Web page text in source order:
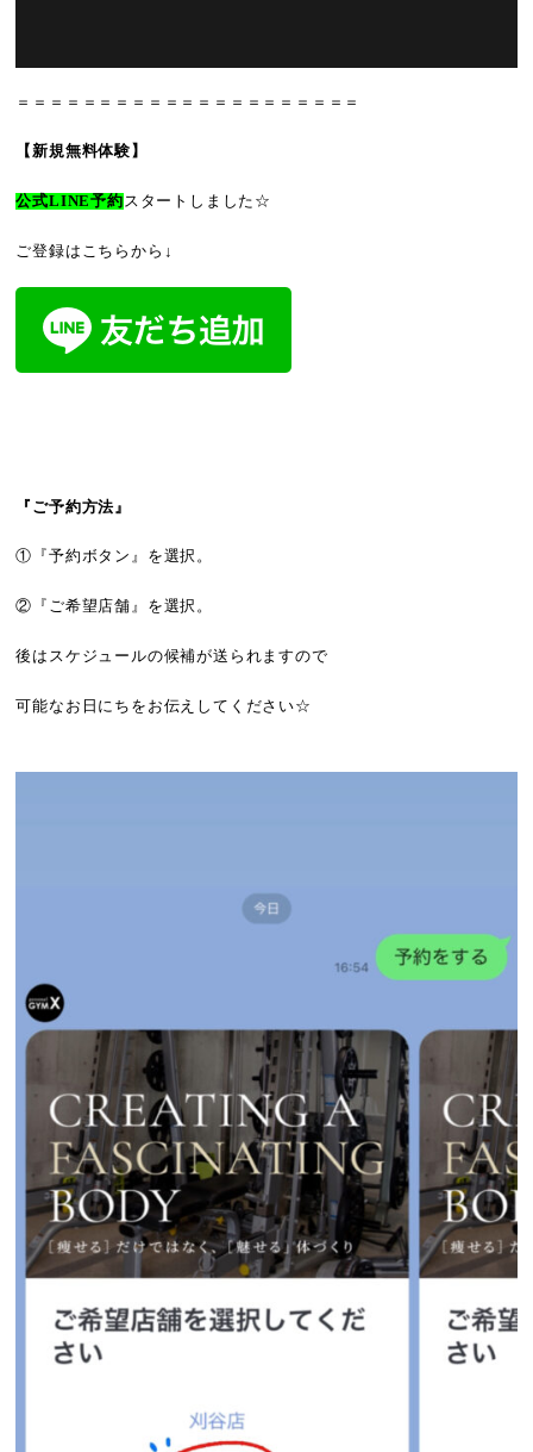
＝＝＝＝＝＝＝＝＝＝＝＝＝＝＝＝＝＝＝＝＝
【新規無料体験】
公式LINE予約スタートしました☆
ご登録はこちらから↓
『ご予約方法』
①『予約ボタン』を選択。
②『ご希望店舗』を選択。
後はスケジュールの候補が送られますので
可能なお日にちをお伝えしてください☆